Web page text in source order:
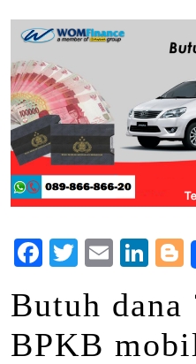
Facebook
Twitter
Email
Butuh dana
BPKB